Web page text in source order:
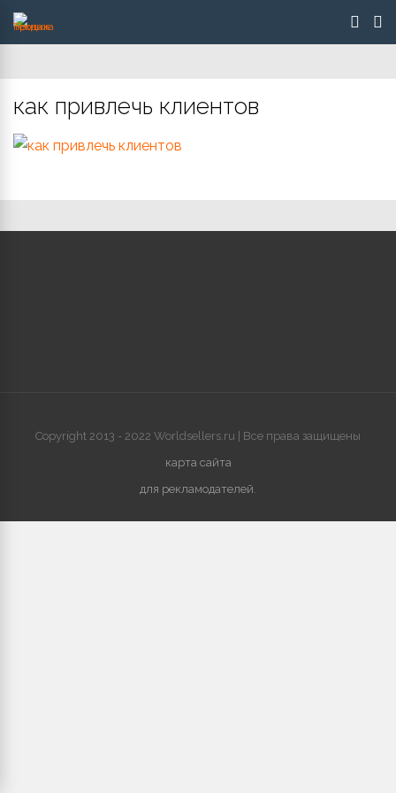
как привлечь клиентов
Copyright 2013 - 2022 Worldsellers.ru | Все права защищены
карта сайта
для рекламодателей